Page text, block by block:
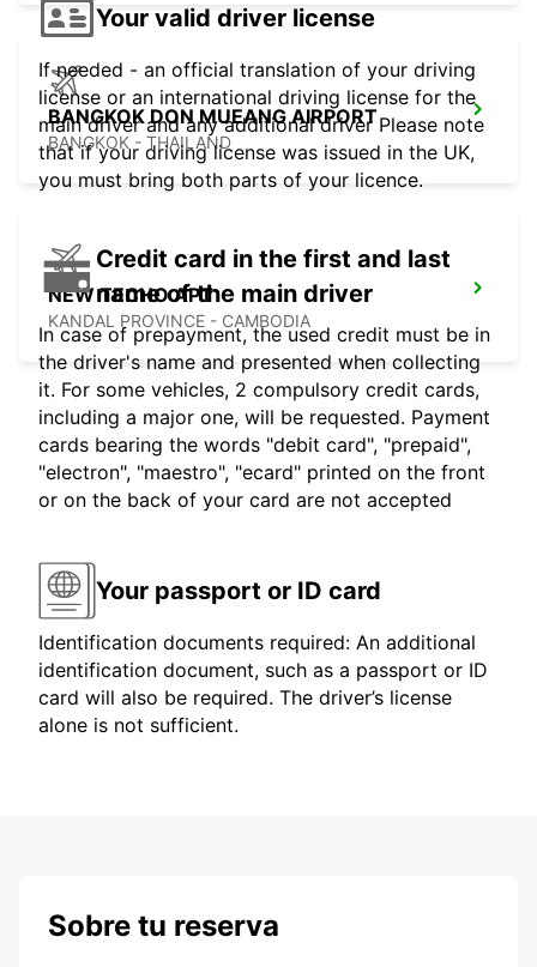
BANGKOK DON MUEANG AIRPORT
BANGKOK - THAILAND
NEW TECHO APT
KANDAL PROVINCE - CAMBODIA
Your valid driver license
If needed - an official translation of your driving
license or an international driving license for the
main driver and any additional driver Please note
that if your driving license was issued in the UK,
you must bring both parts of your licence.
Credit card in the first and last
name of the main driver
In case of prepayment, the used credit must be in
the driver's name and presented when collecting
it. For some vehicles, 2 compulsory credit cards,
including a major one, will be requested. Payment
cards bearing the words "debit card", "prepaid",
"electron", "maestro", "ecard" printed on the front
or on the back of your card are not accepted
Your passport or ID card
Identification documents required: An additional
identification document, such as a passport or ID
card will also be required. The driver’s license
alone is not sufficient.
Sobre tu reserva